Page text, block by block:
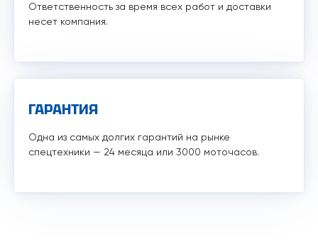
Ответственность за время всех работ и доставки
несет компания.
ГАРАНТИЯ
Одна из самых долгих гарантий на рынке
спецтехники — 24 месяца или 3000 моточасов.